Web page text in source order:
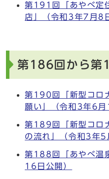
第191回「あやべ定
店」（令和3年7月8
第186回から第
第190回「新型コロ
願い」（令和3年6月
第189回「新型コロ
の流れ」（令和3年5
第188回「あやべ温
16日公開）